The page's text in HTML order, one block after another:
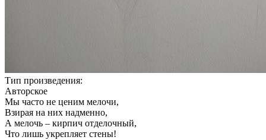
Тип произведения:
Авторское
Мы часто не ценим мелочи,
Взирая на них надменно,
А мелочь – кирпич отделочный,
Что лишь укрепляет стены!